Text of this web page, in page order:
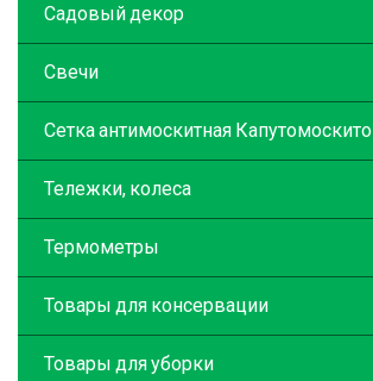
Садовый декор
Свечи
Сетка антимоскитная Капутомоскито
Тележки, колеса
Термометры
Товары для консервации
Товары для уборки